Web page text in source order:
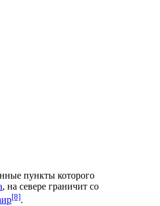
пункты которого
, на севере граничит со
[8].